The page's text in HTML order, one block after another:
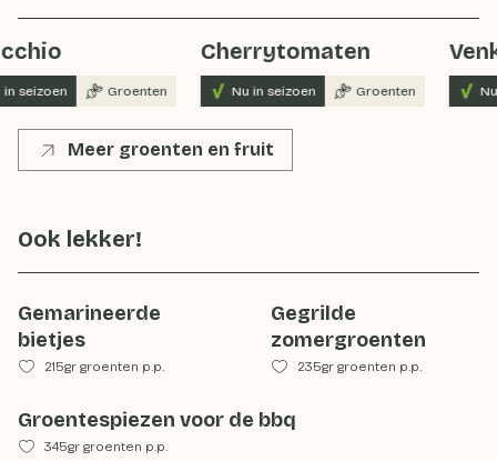
seizoen Groenten
Cherrytomaten
Nu in seizoen Groenten
Meer groenten en fruit
Ook lekker!
Gemarineerde
bietjes
215gr groenten p.p.
Gegrilde
zomergroenten
235gr groenten p.p.
Groentespiezen voor de bbq
345gr groenten p.p.